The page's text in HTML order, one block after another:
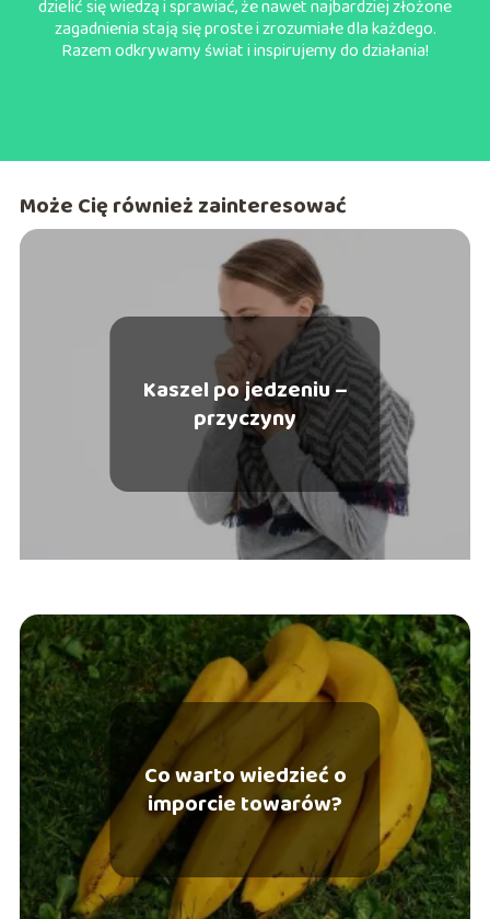
dzielić się wiedzą i sprawiać, że nawet najbardziej złożone
zagadnienia stają się proste i zrozumiałe dla każdego.
Razem odkrywamy świat i inspirujemy do działania!
Może Cię również zainteresować
Kaszel po jedzeniu –
przyczyny
Co warto wiedzieć o
imporcie towarów?